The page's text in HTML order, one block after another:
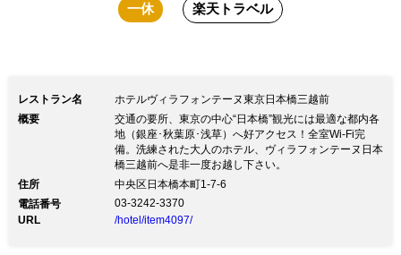
一休 楽天トラベル
レストラン名
ホテルヴィラフォンテーヌ東京日本橋三越前
概要
交通の要所、東京の中心“日本橋”観光には最適な都内各
地（銀座･秋葉原･浅草）へ好アクセス！全室Wi-Fi完
備。洗練された大人のホテル、ヴィラフォンテーヌ日本
橋三越前へ是非一度お越し下さい。
住所
中央区日本橋本町1-7-6
電話番号
03-3242-3370
URL
/hotel/item4097/